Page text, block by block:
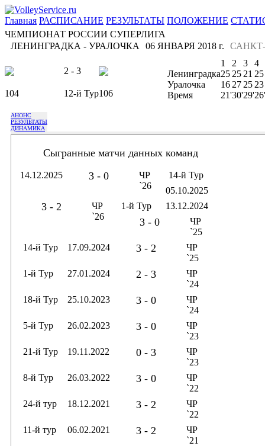
Главная РАСПИСАНИЕ РЕЗУЛЬТАТЫ ПОЛОЖЕНИЕ
ЧЕМПИОНАТ РОССИИ СУПЕРЛИГА
ЛЕНИНГРАДКА - УРАЛОЧКА
06 ЯНВАРЯ 2018 г.
2 - 3
104 12-й Тур106
1 2 3
4
Ленинградка25 25 21 25
Уралочка
16 27 25 23
Время
21'30'29'26'
АНОНС
РЕЗУЛЬТАТЫ
ДИНАМИКА
Сыгранные матчи данных команд
14.12.2025 3 - 0
ЧР
`26
14-й Тур
05.10.2025
3 - 2
ЧР
`26
1-й Тур 13.12.2024
3 - 0
ЧР
`25
14-й Тур
17.09.2024 3 - 2
ЧР
`25
1-й Тур
27.01.2024 2 - 3
ЧР
`24
18-й Тур
25.10.2023 3 - 0
ЧР
`24
5-й Тур
26.02.2023 3 - 0
ЧР
`23
21-й Тур
19.11.2022 0 - 3
ЧР
`23
8-й Тур
26.03.2022 3 - 0
ЧР
`22
24-й тур
18.12.2021 3 - 2
ЧР
`22
11-й тур
06.02.2021 3 - 2
ЧР
`21